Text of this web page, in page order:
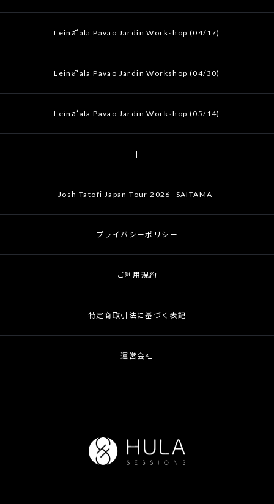
Leināʻala Pavao Jardin Workshop (04/17)
Leināʻala Pavao Jardin Workshop (04/30)
Leināʻala Pavao Jardin Workshop (05/14)
|
Josh Tatofi Japan Tour 2026 -SAITAMA-
プライバシーポリシー
ご利用規約
特定商取引法に基づく表記
運営会社